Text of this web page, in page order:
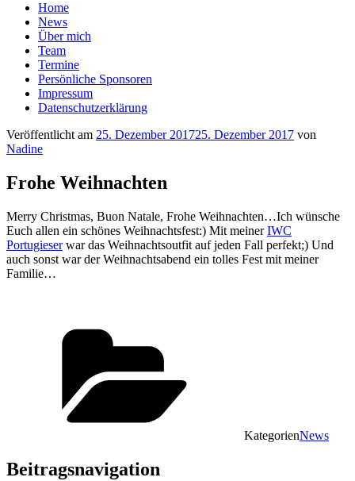
Home
News
Über mich
Team
Termine
Persönliche Sponsoren
Impressum
Datenschutzerklärung
Veröffentlicht am 25. Dezember 201725. Dezember 2017 von
Nadine
Frohe Weihnachten
Merry Christmas, Buon Natale, Frohe Weihnachten…Ich wünsche
Euch allen ein schönes Weihnachtsfest:) Mit meinerIWC
Portugieserwar das Weihnachtsoutfit auf jeden Fall perfekt;) Und
auch sonst war der Weihnachtsabend ein tolles Fest mit meiner
Familie…
KategorienNews
Beitragsnavigation